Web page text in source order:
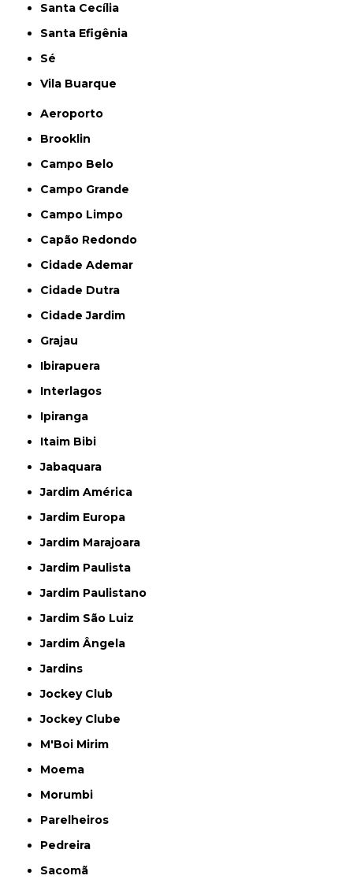
Santa Cecília
Santa Efigênia
Sé
Vila Buarque
Aeroporto
Brooklin
Campo Belo
Campo Grande
Campo Limpo
Capão Redondo
Cidade Ademar
Cidade Dutra
Cidade Jardim
Grajau
Ibirapuera
Interlagos
Ipiranga
Itaim Bibi
Jabaquara
Jardim América
Jardim Europa
Jardim Marajoara
Jardim Paulista
Jardim Paulistano
Jardim São Luiz
Jardim Ângela
Jardins
Jockey Club
Jockey Clube
M'Boi Mirim
Moema
Morumbi
Parelheiros
Pedreira
Sacomã